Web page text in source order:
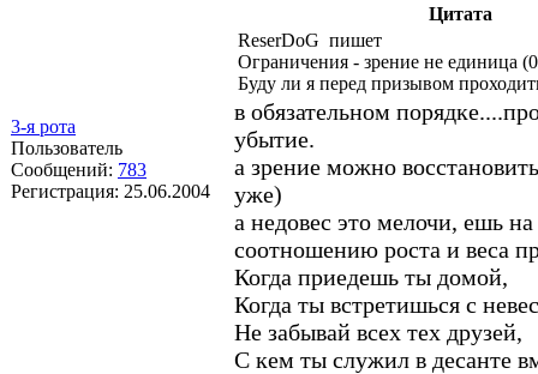
3-я рота
Пользователь
Сообщений: 783
Регистрация: 25.06.2004
Цитата
ReserDoG пишет
Ограничения - зрение не единица
Буду ли я перед призывом
в обязательном
убытие.
а зрение можно
уже)
а недовес это мелочи, ешь
соотношению роста и веса
Когда приедешь ты домой,
Когда ты встретишься с
Не забывай всех тех друзей,
С кем ты служил в десанте